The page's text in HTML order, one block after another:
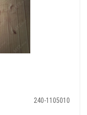
240-1105010